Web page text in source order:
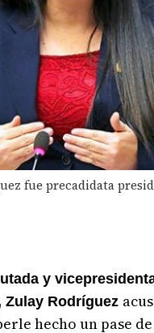
fue precadidata
y
Zulay Rodríguez
hecho un pase